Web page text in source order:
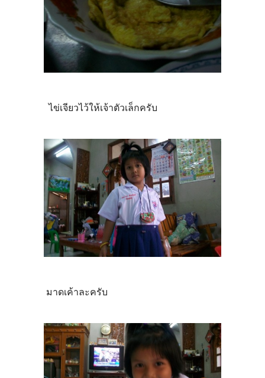
ไข่เจียวไว้ให้เจ้าตัวเล็กครับ
มาดเค้าละครับ